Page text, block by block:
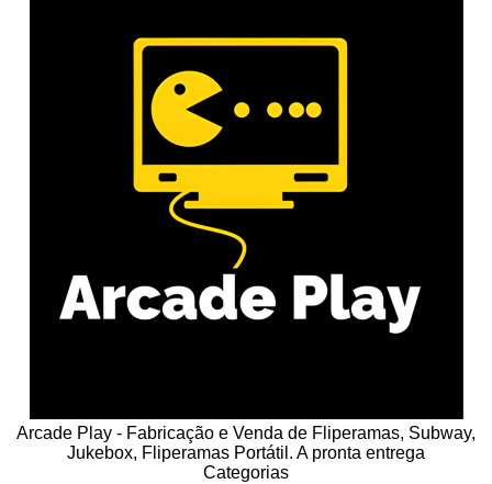
Arcade Play - Fabricação e Venda de Fliperamas, Subway,
Jukebox, Fliperamas Portátil. A pronta entrega
Categorias